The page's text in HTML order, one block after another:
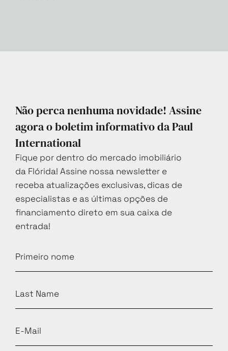
Não perca nenhuma novidade! Assine
agora o boletim informativo da Paul
International
Fique por dentro do mercado imobiliário
da Flórida! Assine nossa newsletter e
receba atualizações exclusivas, dicas de
especialistas e as últimas opções de
financiamento direto em sua caixa de
entrada!